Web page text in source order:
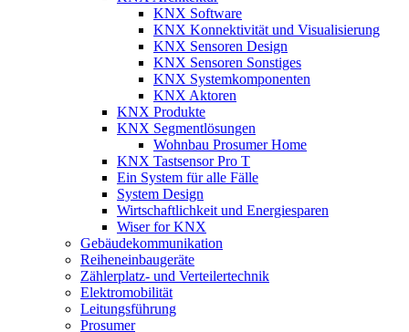
KNX Software
KNX Konnektivität und Visualisierung
KNX Sensoren Design
KNX Sensoren Sonstiges
KNX Systemkomponenten
KNX Aktoren
KNX Produkte
KNX Segmentlösungen
Wohnbau Prosumer Home
KNX Tastsensor Pro T
Ein System für alle Fälle
System Design
Wirtschaftlichkeit und Energiesparen
Wiser for KNX
Gebäudekommunikation
Reiheneinbaugeräte
Zählerplatz- und Verteilertechnik
Elektromobilität
Leitungsführung
Prosumer